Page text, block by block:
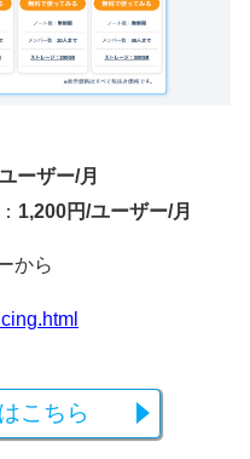
ーザー/月
： 1,200円/ユーザー/月
から
こちら